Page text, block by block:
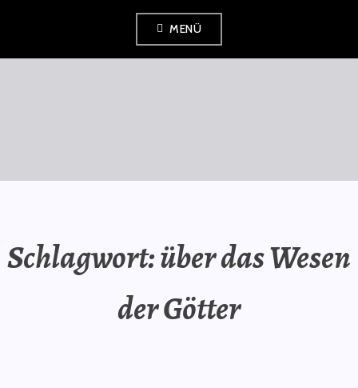
springen
MENÜ
Schlagwort:über das Wesen
der Götter